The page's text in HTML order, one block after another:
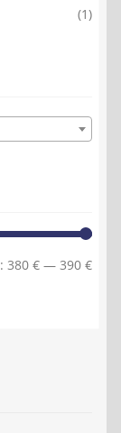
(1)
Min.
Max.
380 € — 390 €